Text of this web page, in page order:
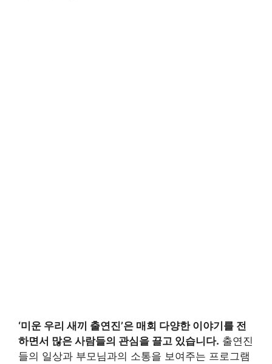
‘미운 우리 새끼 출연진’은 매회 다양한 이야기를 전
하면서 많은 사람들의 관심을 끌고 있습니다. 출연진
들의 일상과 부모님과의 소통을 보여주는 프로그램